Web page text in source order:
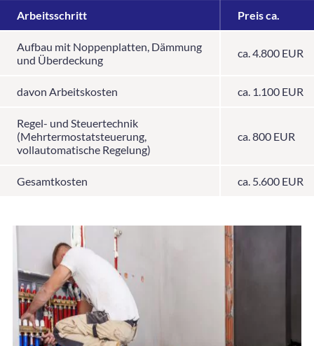
Arbeitsschritt Preis ca.
Aufbau mit Noppenplatten, Dämmung
und Überdeckung
ca. 4.800 EUR
davon Arbeitskosten ca. 1.100 EUR
Regel- und Steuertechnik
(Mehrtermostatsteuerung,
vollautomatische Regelung)
ca. 800 EUR
Gesamtkosten ca. 5.600 EUR